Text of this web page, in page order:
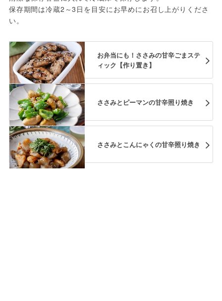
保存期間は冷蔵2～3日を目安にお早めにお召し上がりくださ
い。
お弁当にも！ささみの甘辛ごまステ
ィック【作り置き】
ささみとピーマンの甘辛照り焼き
ささみとこんにゃくの甘辛照り焼き